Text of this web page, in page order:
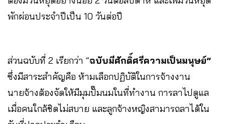
พักผ่อนประจำปีเป็น 10 วันต่อปี
ส่วนฉบับที่ 2 เรียกว่า “ฉบับมีศักดิ์ศรีความเป็นมนุษย์”
ซึ่งมีสาระสำคัญคือ ห้ามเลือกปฏิบัติในการจ้างงาน
นายจ้างต้องจัดให้มีมุมปั๊มนมในที่ทำงาน การลาไปดูแล
เมื่อคนใกล้ชิดไม่สบาย และลูกจ้างหญิงสามารถลาได้ใน